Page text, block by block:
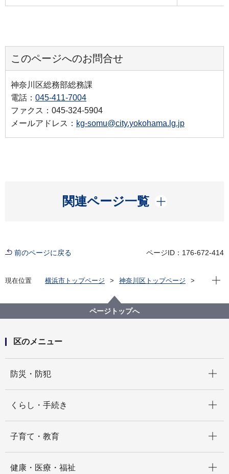
このページへのお問合せ
神奈川区総務部総務課
電話： 045-411-7004
ファクス：045-324-5904
メールアドレス： kg-somu@city.yokohama.lg.jp
関連ページ一覧
開く
前のページに戻る ページID：176-672-414
現在位置 横浜市トップページ
神奈川区トップページ
防災計画・リーフレット
現在
ページトップへ
区のメニュー
防災・防犯
くらし・手続き
子育て・教育
健康・医療・福祉